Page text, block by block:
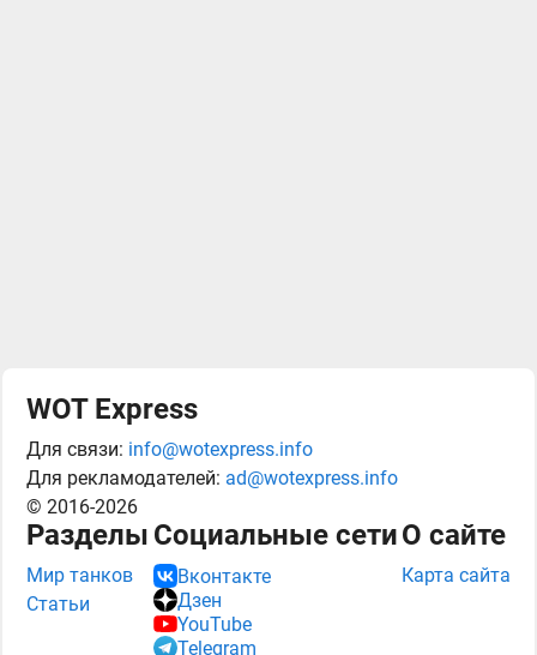
WOT Express
Для связи: info@wotexpress.info
Для рекламодателей: ad@wotexpress.info
© 2016-2026
Разделы
Мир танков
Статьи
Социальные сети
Вконтакте
Дзен
YouTube
Telegram
О сайте
Карта сайта